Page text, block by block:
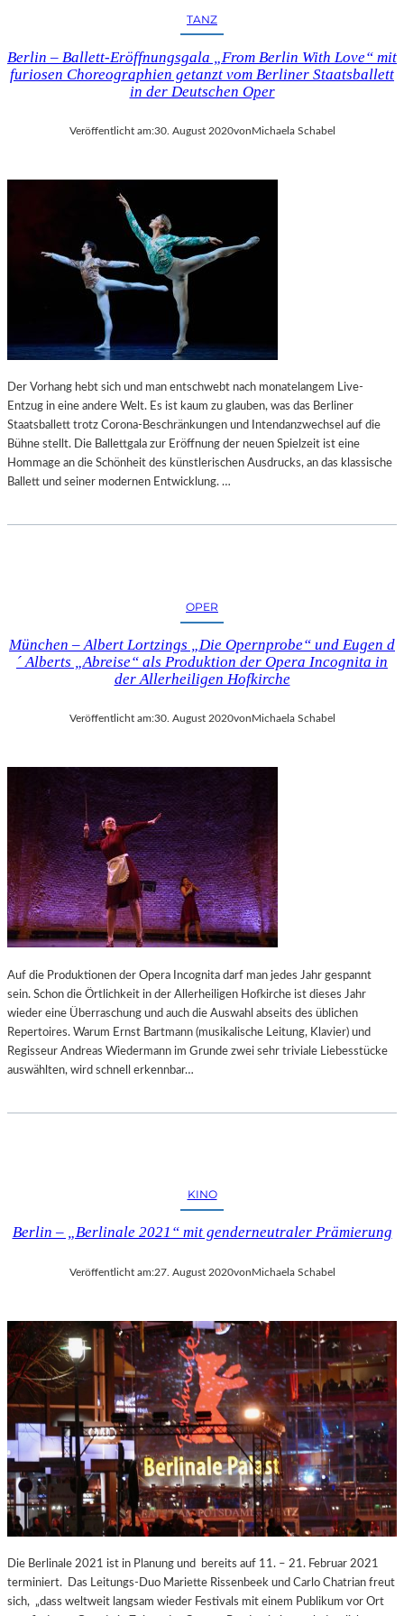
TANZ
Berlin – Ballett-Eröffnungsgala „From Berlin With Love“ mit
furiosen Choreographien getanzt vom Berliner Staatsballett
in der Deutschen Oper
Veröffentlicht am:30. August 2020vonMichaela Schabel
Der Vorhang hebt sich und man entschwebt nach monatelangem Live-
Entzug in eine andere Welt. Es ist kaum zu glauben, was das Berliner
Staatsballett trotz Corona-Beschränkungen und Intendanzwechsel auf die
Bühne stellt. Die Ballettgala zur Eröffnung der neuen Spielzeit ist eine
Hommage an die Schönheit des künstlerischen Ausdrucks, an das klassische
Ballett und seiner modernen Entwicklung. …
OPER
München – Albert Lortzings „Die Opernprobe“ und Eugen d
´ Alberts „Abreise“ als Produktion der Opera Incognita in
der Allerheiligen Hofkirche
Veröffentlicht am:30. August 2020vonMichaela Schabel
Auf die Produktionen der Opera Incognita darf man jedes Jahr gespannt
sein. Schon die Örtlichkeit in der Allerheiligen Hofkirche ist dieses Jahr
wieder eine Überraschung und auch die Auswahl abseits des üblichen
Repertoires. Warum Ernst Bartmann (musikalische Leitung, Klavier) und
Regisseur Andreas Wiedermann im Grunde zwei sehr triviale Liebesstücke
auswählten, wird schnell erkennbar…
KINO
Berlin – „Berlinale 2021“ mit genderneutraler Prämierung
Veröffentlicht am:27. August 2020vonMichaela Schabel
Die Berlinale 2021 ist in Planung und bereits auf 11. – 21. Februar 2021
terminiert. Das Leitungs-Duo Mariette Rissenbeek und Carlo Chatrian freut
sich, „dass weltweit langsam wieder Festivals mit einem Publikum vor Ort